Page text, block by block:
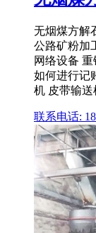
无烟煤方解
公路矿粉加
网络设备
如何进行记
机 皮带输送
联系电话: